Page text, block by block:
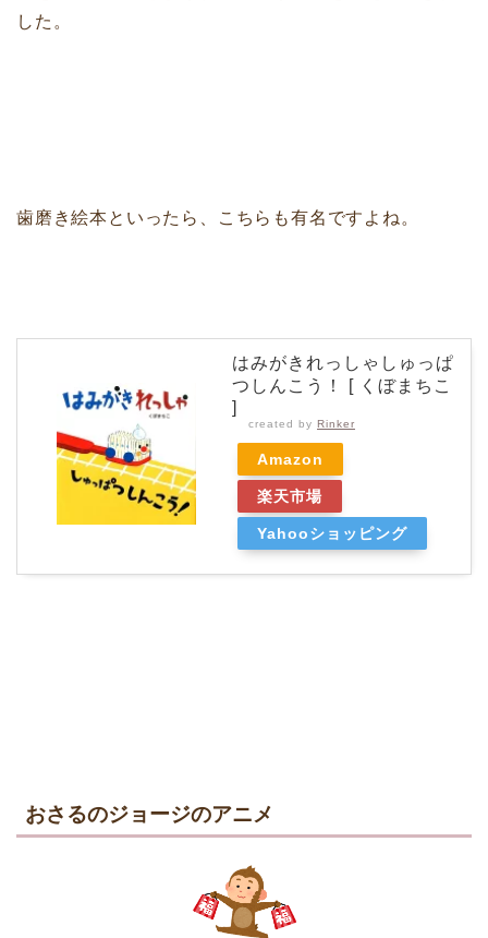
した。
歯磨き絵本といったら、こちらも有名ですよね。
はみがきれっしゃしゅっぱ
つしんこう！ [ くぼまちこ
]
created by Rinker
Amazon
楽天市場
Yahooショッピング
おさるのジョージのアニメ